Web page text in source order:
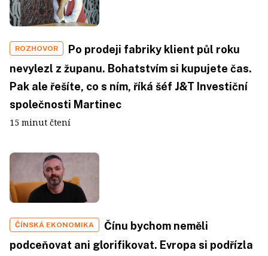
ROZHOVOR
Po prodeji fabriky klient půl roku
nevylezl z županu. Bohatstvím si kupujete čas.
Pak ale řešíte, co s ním, říká šéf J&T Investiční
společnosti Martinec
15 minut čtení
ČÍNSKÁ EKONOMIKA
Čínu bychom neměli
podceňovat ani glorifikovat. Evropa si podřízla